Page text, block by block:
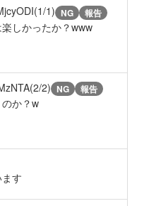
1) NG 報告
しかったか？www
2) NG 報告
か？w
す